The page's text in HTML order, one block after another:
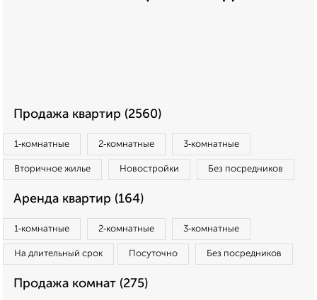
Продажа квартир (2560)
1‑комнатные 2‑комнатные 3‑комнатные
Вторичное жилье Новостройки Без посредников
Аренда квартир (164)
1‑комнатные 2‑комнатные 3‑комнатные
На длительный срок Посуточно Без посредников
Продажа комнат (275)